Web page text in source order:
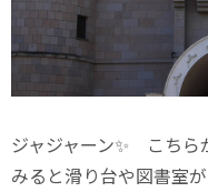
ジャジャーン✨ こちら
みると滑り台や図書室